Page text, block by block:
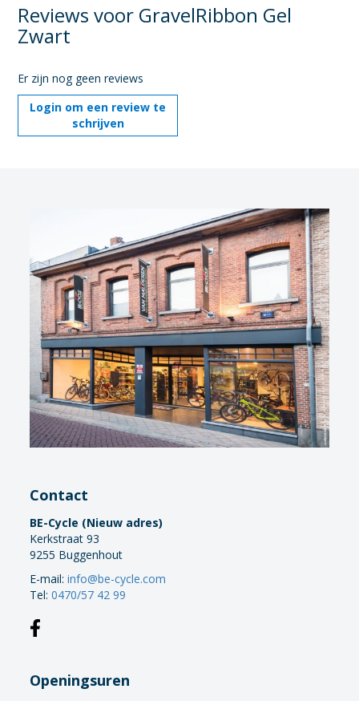
Reviews voor GravelRibbon Gel
Zwart
Er zijn nog geen reviews
Login om een review te
schrijven
Contact
BE-Cycle (Nieuw adres)
Kerkstraat 93
9255 Buggenhout
E-mail:info@be-cycle.com
Tel:0470/57 42 99
Openingsuren